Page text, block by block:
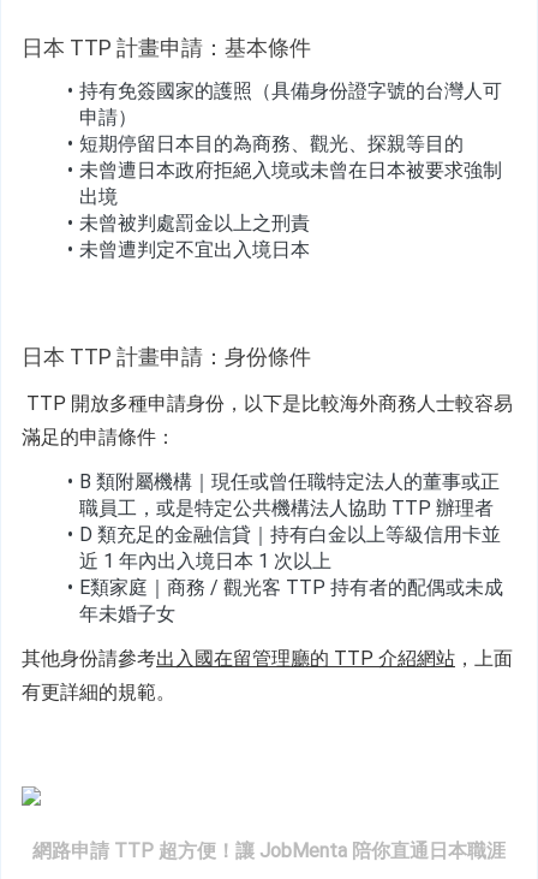
日本 TTP 計畫申請：基本條件
持有免簽國家的護照（具備身份證字號的台灣人可
申請）
短期停留日本目的為商務、觀光、探親等目的
未曾遭日本政府拒絕入境或未曾在日本被要求強制
出境
未曾被判處罰金以上之刑責
未曾遭判定不宜出入境日本
日本 TTP 計畫申請：身份條件
TTP 開放多種申請身份，以下是比較海外商務人士較容易
滿足的申請條件：
B 類附屬機構｜現任或曾任職特定法人的董事或正
職員工，或是特定公共機構法人協助 TTP 辦理者
D 類充足的金融信貸｜持有白金以上等級信用卡並
近 1 年內出入境日本 1 次以上
E類家庭 ｜商務 / 觀光客 TTP 持有者的配偶或未成
年未婚子女
其他身份請參考出入國在留管理廳的 TTP 介紹網站 ，上面
有更詳細的規範。
網路申請 TTP 超方便！讓 JobMenta 陪你直通日本職涯